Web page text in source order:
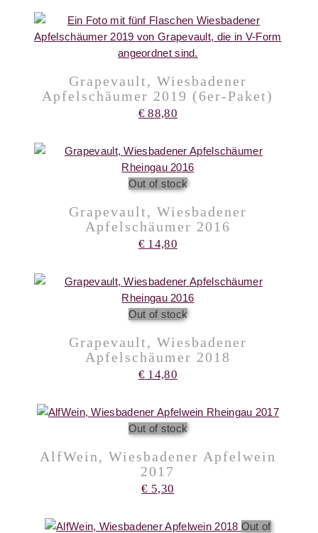
Grapevault, Wiesbadener
Apfelschäumer 2019 (6er-Paket)
€ 88,80
Out of stock
Grapevault, Wiesbadener
Apfelschäumer 2016
€ 14,80
Out of stock
Grapevault, Wiesbadener
Apfelschäumer 2018
€ 14,80
Out of stock
AlfWein, Wiesbadener Apfelwein
2017
€ 5,30
Out of